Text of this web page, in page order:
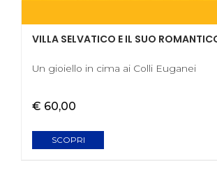
VILLA SELVATICO E IL SUO
Un gioiello in cima ai Colli Euganei
€ 60,00
SCOPRI